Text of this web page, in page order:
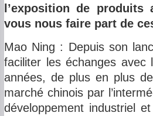
l’exposition de
vous nous faire part de
Mao Ning : Depuis son
faciliter les échanges
années, de plus en plus
marché chinois par
développement industriel